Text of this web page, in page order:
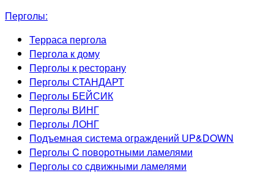
Перголы:
Терраса пергола
Пергола к дому
Перголы к ресторану
Перголы СТАНДАРТ
Перголы БЕЙСИК
Перголы ВИНГ
Перголы ЛОНГ
Подъемная система ограждений UP&DOWN
Перголы C поворотными ламелями
Перголы со сдвижными ламелями